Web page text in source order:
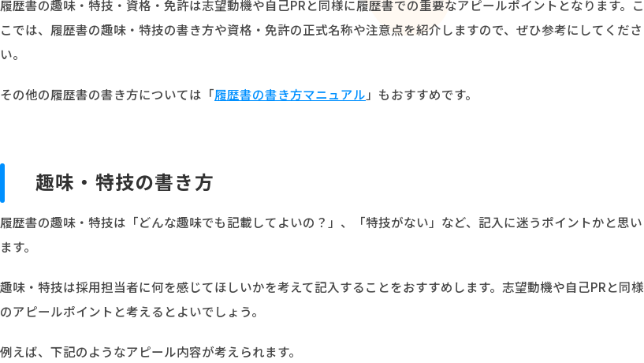
履歴書の趣味・特技・資格・免許は志望動機や自己PRと同様に履歴書での重要なアピールポイントとなります。こ
こでは、履歴書の趣味・特技の書き方や資格・免許の正式名称や注意点を紹介しますので、ぜひ参考にしてくださ
い。
その他の履歴書の書き方については「履歴書の書き方マニュアル 」もおすすめです。
趣味・特技の書き方
履歴書の趣味・特技は「どんな趣味でも記載してよいの？」、「特技がない」など、記入に迷うポイントかと思い
ます。
趣味・特技は採用担当者に何を感じてほしいかを考えて記入することをおすすめします。志望動機や自己PRと同様
のアピールポイントと考えるとよいでしょう。
例えば、下記のようなアピール内容が考えられます。